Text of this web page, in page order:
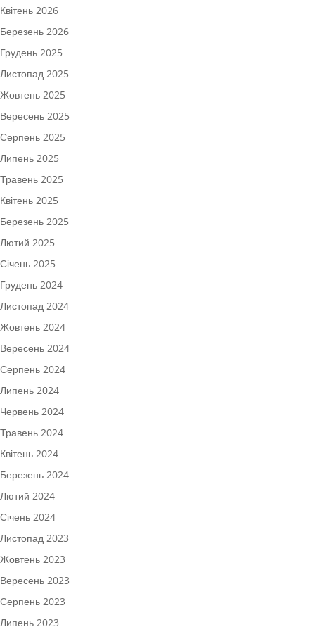
Квітень 2026
Березень 2026
Грудень 2025
Листопад 2025
Жовтень 2025
Вересень 2025
Серпень 2025
Липень 2025
Травень 2025
Квітень 2025
Березень 2025
Лютий 2025
Січень 2025
Грудень 2024
Листопад 2024
Жовтень 2024
Вересень 2024
Серпень 2024
Липень 2024
Червень 2024
Травень 2024
Квітень 2024
Березень 2024
Лютий 2024
Січень 2024
Листопад 2023
Жовтень 2023
Вересень 2023
Серпень 2023
Липень 2023